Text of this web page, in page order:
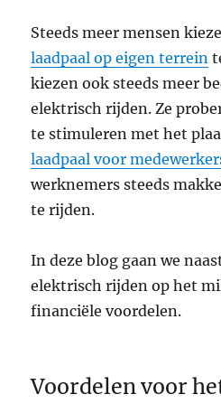
Steeds meer mensen
laadpaal op eigen terrein
kiezen ook steeds meer
elektrisch rijden. Ze
te stimuleren met het
laadpaal voor
werknemers steeds
te rijden.
In deze blog gaan we
elektrisch rijden op het
financiële voordelen.
Voordelen voor